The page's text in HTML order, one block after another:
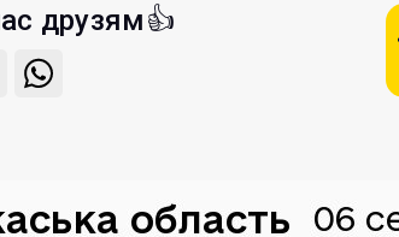
друзям👍